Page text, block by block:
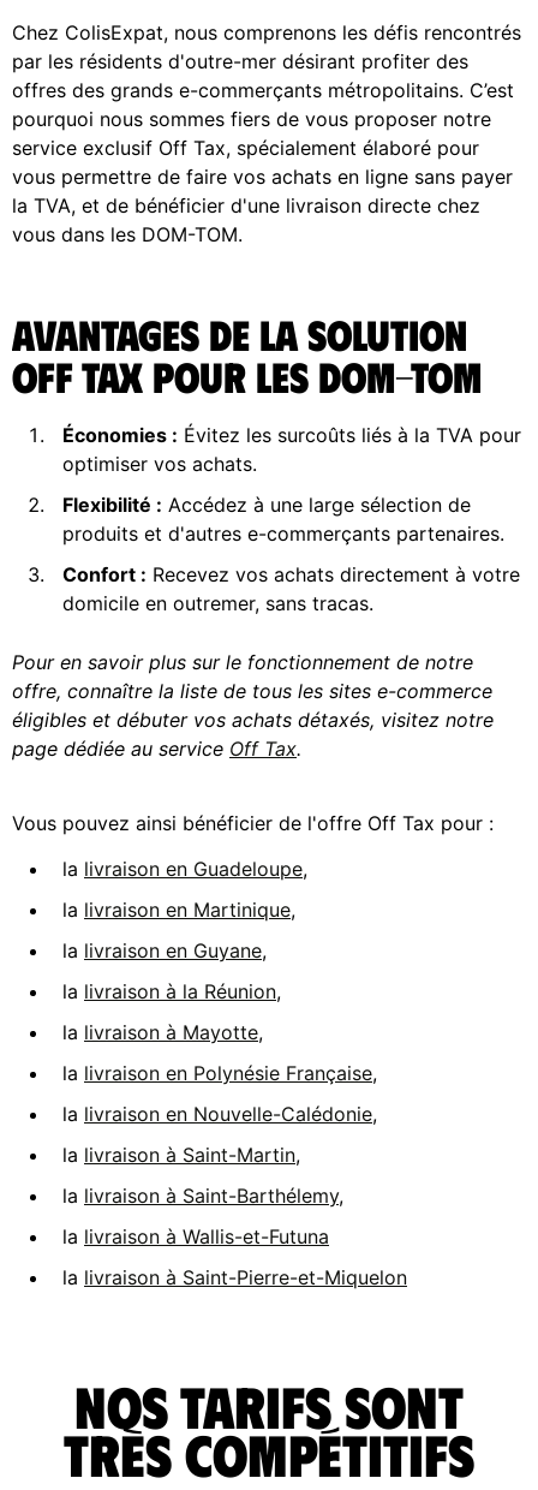
Chez ColisExpat, nous comprenons les défis rencontrés
par les résidents d'outre-mer désirant profiter des
offres des grands e-commerçants métropolitains. C’est
pourquoi nous sommes fiers de vous proposer notre
service exclusif Off Tax, spécialement élaboré pour
vous permettre de faire vos achats en ligne sans payer
la TVA, et de bénéficier d'une livraison directe chez
vous dans les DOM-TOM.
Avantages de la solution
Off Tax pour les DOM-TOM
Économies : Évitez les surcoûts liés à la TVA pour
optimiser vos achats.
Flexibilité : Accédez à une large sélection de
produits et d'autres e-commerçants partenaires.
Confort : Recevez vos achats directement à votre
domicile en outremer, sans tracas.
Pour en savoir plus sur le fonctionnement de notre
offre, connaître la liste de tous les sites e-commerce
éligibles et débuter vos achats détaxés, visitez notre
page dédiée au service Off Tax.
Vous pouvez ainsi bénéficier de l'offre Off Tax pour :
la livraison en Guadeloupe,
la livraison en Martinique,
la livraison en Guyane,
la livraison à la Réunion,
la livraison à Mayotte,
la livraison en Polynésie Française,
la livraison en Nouvelle-Calédonie,
la livraison à Saint-Martin,
la livraison à Saint-Barthélemy,
la livraison à Wallis-et-Futuna
la livraison à Saint-Pierre-et-Miquelon
Nos tarifs sont
très compétitifs